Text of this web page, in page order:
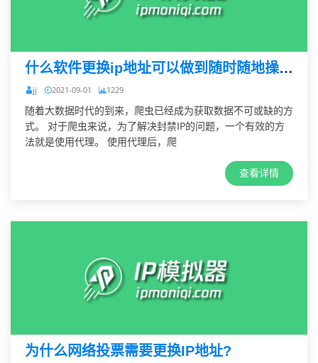
什么软件更换ip地址可以做到随时随地操作?
jj 2021-09-01 1229
随着大数据时代的到来，爬虫已经成为获取数据不可或缺的方
式。 对于爬虫来说，为了解决封禁IP的问题，一个有效的方
法就是使用代理。 使用代理后，爬
查看详情
为什么网络投票需要更换IP地址?